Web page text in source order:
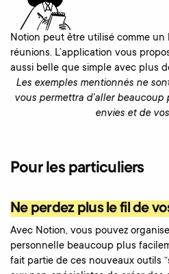
Notion peut être utilisé comme
réunions. L’application vous
aussi belle que simple avec plus
Les exemples mentionnés ne
vous permettra d’aller
envies et de
Pour les particuliers
Ne perdez plus le fil de
Avec Notion, vous pouvez
personnelle beaucoup plus
fait partie de ces nouveaux outils